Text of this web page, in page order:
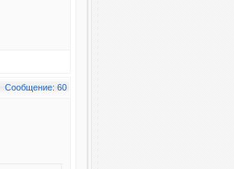
Сообщение: 60